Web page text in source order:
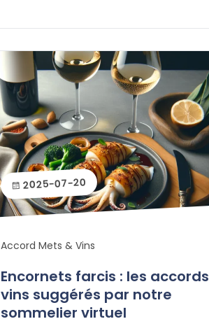
2025-07-20
Accord Mets & Vins
Encornets farcis : les accords
vins suggérés par notre
sommelier virtuel